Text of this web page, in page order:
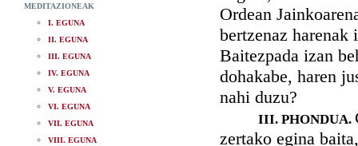
MEDITAZIONEAK
I. EGUNA
II. EGUNA
III. EGUNA
IV. EGUNA
V. EGUNA
VI. EGUNA
VII. EGUNA
VIII. EGUNA
Ordean
bertzenaz harenak
Baitezpada izan
dohakabe, haren
nahi duzu?
III. PHONDUA.
zertako egina